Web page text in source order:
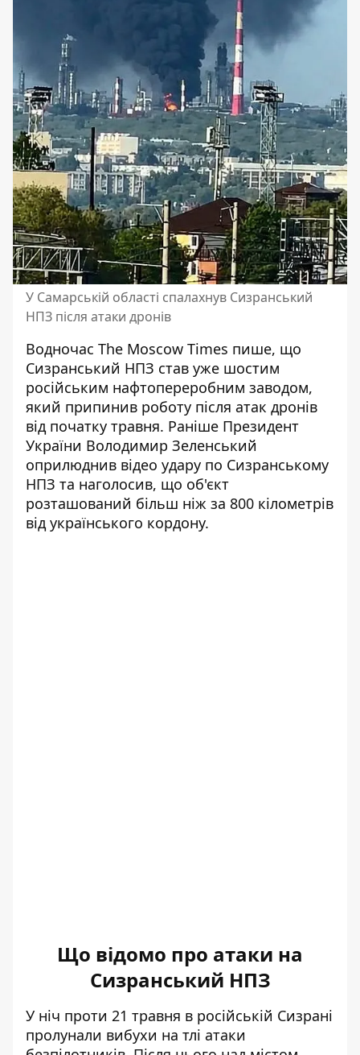
У Самарській області спалахнув Сизранський
НПЗ після атаки дронів
Водночас The Moscow Times пише, що
Сизранський НПЗ став уже шостим
російським нафтопереробним заводом,
який припинив роботу після атак дронів
від початку травня. Раніше Президент
України Володимир Зеленський
оприлюднив відео удару по Сизранському
НПЗ та наголосив, що об'єкт
розташований більш ніж за 800 кілометрів
від українського кордону.
Що відомо про атаки на
Сизранський НПЗ
У ніч проти 21 травня в російській Сизрані
пролунали вибухи на тлі атаки